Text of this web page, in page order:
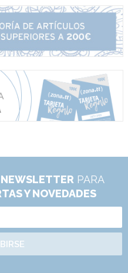
NEWSLETTER PARA
Y NOVEDADES